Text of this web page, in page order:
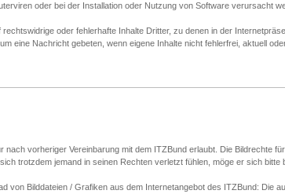
oder bei der Installation oder Nutzung von Software verursacht
rechtswidrige oder fehlerhafte Inhalte Dritter, zu denen in der
eine Nachricht gebeten, wenn eigene Inhalte nicht fehlerfrei, aktuell
nach vorheriger Vereinbarung mit dem ITZBund erlaubt. Die Bildrechte
trotzdem jemand in seinen Rechten verletzt fühlen, möge er sich bitte
von Bilddateien / Grafiken aus dem Internetangebot des ITZBund: Die